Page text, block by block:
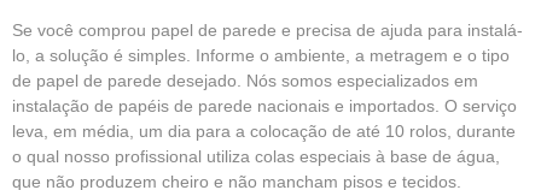
Se você comprou papel de parede e precisa de ajuda para instalá-
lo, a solução é simples. Informe o ambiente, a metragem e o tipo
de papel de parede desejado. Nós somos especializados em
instalação de papéis de parede nacionais e importados. O serviço
leva, em média, um dia para a colocação de até 10 rolos, durante
o qual nosso profissional utiliza colas especiais à base de água,
que não produzem cheiro e não mancham pisos e tecidos.